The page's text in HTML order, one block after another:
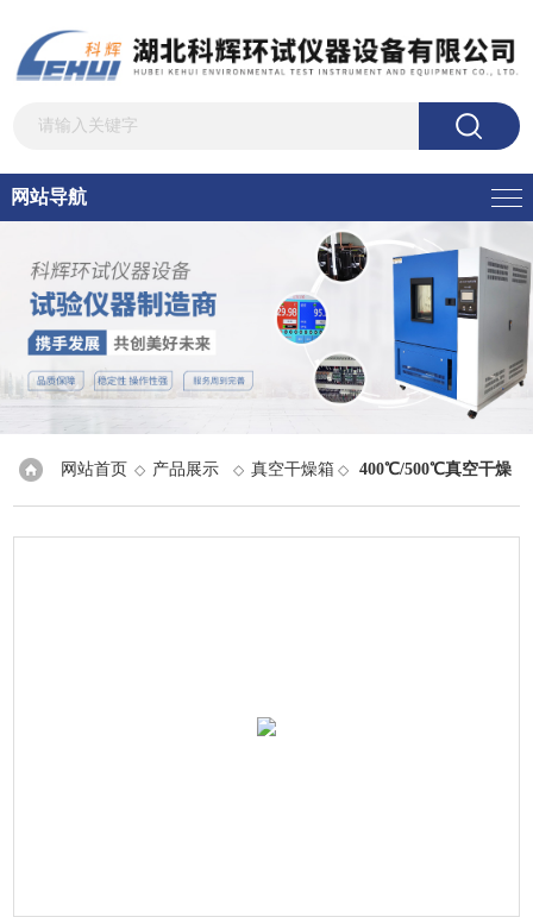
网站导航
网站首页 ◇ 产品展示 ◇真空干燥箱 ◇400℃/500℃真空干燥
箱> 300度400度500度高温真空干燥箱